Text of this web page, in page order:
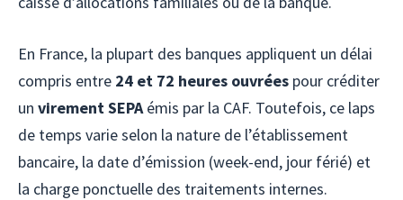
En France, la plupart des banques appliquent un délai
compris entre 24 et 72 heures ouvrées pour créditer
un virement SEPAémis par la CAF. Toutefois, ce laps
de temps varie selon la nature de l’établissement
bancaire, la date d’émission (week-end, jour férié) et
la charge ponctuelle des traitements internes.